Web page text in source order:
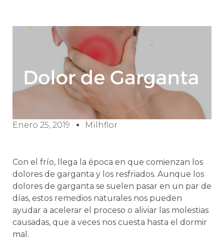
Enero 25, 2019 Milhflor
Con el frío, llega la época en que comienzan los
dolores de garganta y los resfriados. Aunque los
dolores de garganta se suelen pasar en un par de
días, estos remedios naturales nos pueden
ayudar a acelerar el proceso o aliviar las molestias
causadas, que a veces nos cuesta hasta el dormir
mal.